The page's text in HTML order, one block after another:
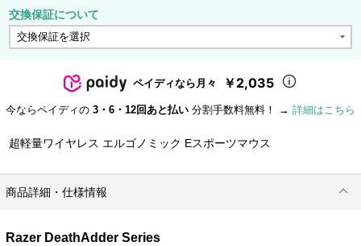
交換保証について
ペイディなら月々 ￥2,035
今ならペイディの 3・6・12回あと払い 分割手数料無料！ → 詳細はこちら
超軽量ワイヤレス エルゴノミック Eスポーツマウス
商品詳細・仕様情報
Razer DeathAdder Series